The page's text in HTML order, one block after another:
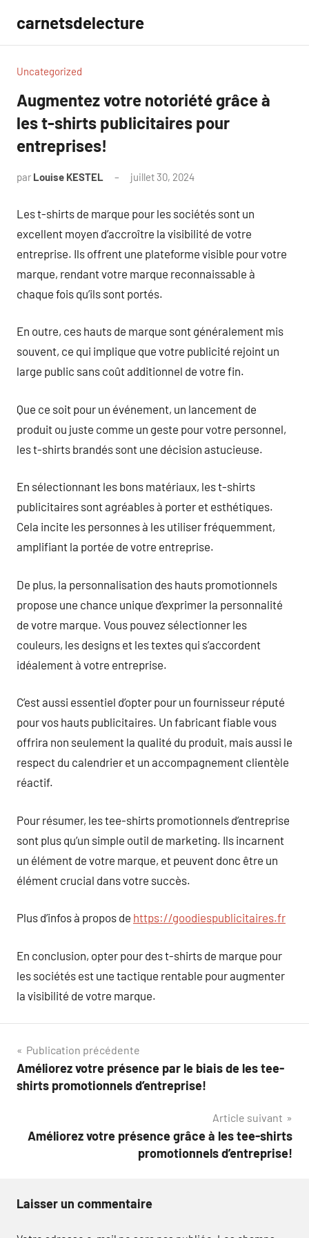
contenu
carnetsdelecture
Uncategorized
Augmentez votre notoriété grâce à
les t-shirts publicitaires pour
entreprises!
par Louise KESTEL juillet 30, 2024
Les t-shirts de marque pour les sociétés sont un
excellent moyen d’accroître la visibilité de votre
entreprise. Ils offrent une plateforme visible pour votre
marque, rendant votre marque reconnaissable à
chaque fois qu’ils sont portés.
En outre, ces hauts de marque sont généralement mis
souvent, ce qui implique que votre publicité rejoint un
large public sans coût additionnel de votre fin.
Que ce soit pour un événement, un lancement de
produit ou juste comme un geste pour votre personnel,
les t-shirts brandés sont une décision astucieuse.
En sélectionnant les bons matériaux, les t-shirts
publicitaires sont agréables à porter et esthétiques.
Cela incite les personnes à les utiliser fréquemment,
amplifiant la portée de votre entreprise.
De plus, la personnalisation des hauts promotionnels
propose une chance unique d’exprimer la personnalité
de votre marque. Vous pouvez sélectionner les
couleurs, les designs et les textes qui s’accordent
idéalement à votre entreprise.
C’est aussi essentiel d’opter pour un fournisseur réputé
pour vos hauts publicitaires. Un fabricant fiable vous
offrira non seulement la qualité du produit, mais aussi le
respect du calendrier et un accompagnement clientèle
réactif.
Pour résumer, les tee-shirts promotionnels d’entreprise
sont plus qu’un simple outil de marketing. Ils incarnent
un élément de votre marque, et peuvent donc être un
élément crucial dans votre succès.
Plus d’infos à propos de https://goodiespublicitaires.fr
En conclusion, opter pour des t-shirts de marque pour
les sociétés est une tactique rentable pour augmenter
la visibilité de votre marque.
Navigation
de
Publication précédente
Améliorez votre présence par le biais de les tee-
shirts promotionnels d’entreprise!
Article suivant
Améliorez votre présence grâce à les tee-shirts
promotionnels d’entreprise!
Laisser un commentaire